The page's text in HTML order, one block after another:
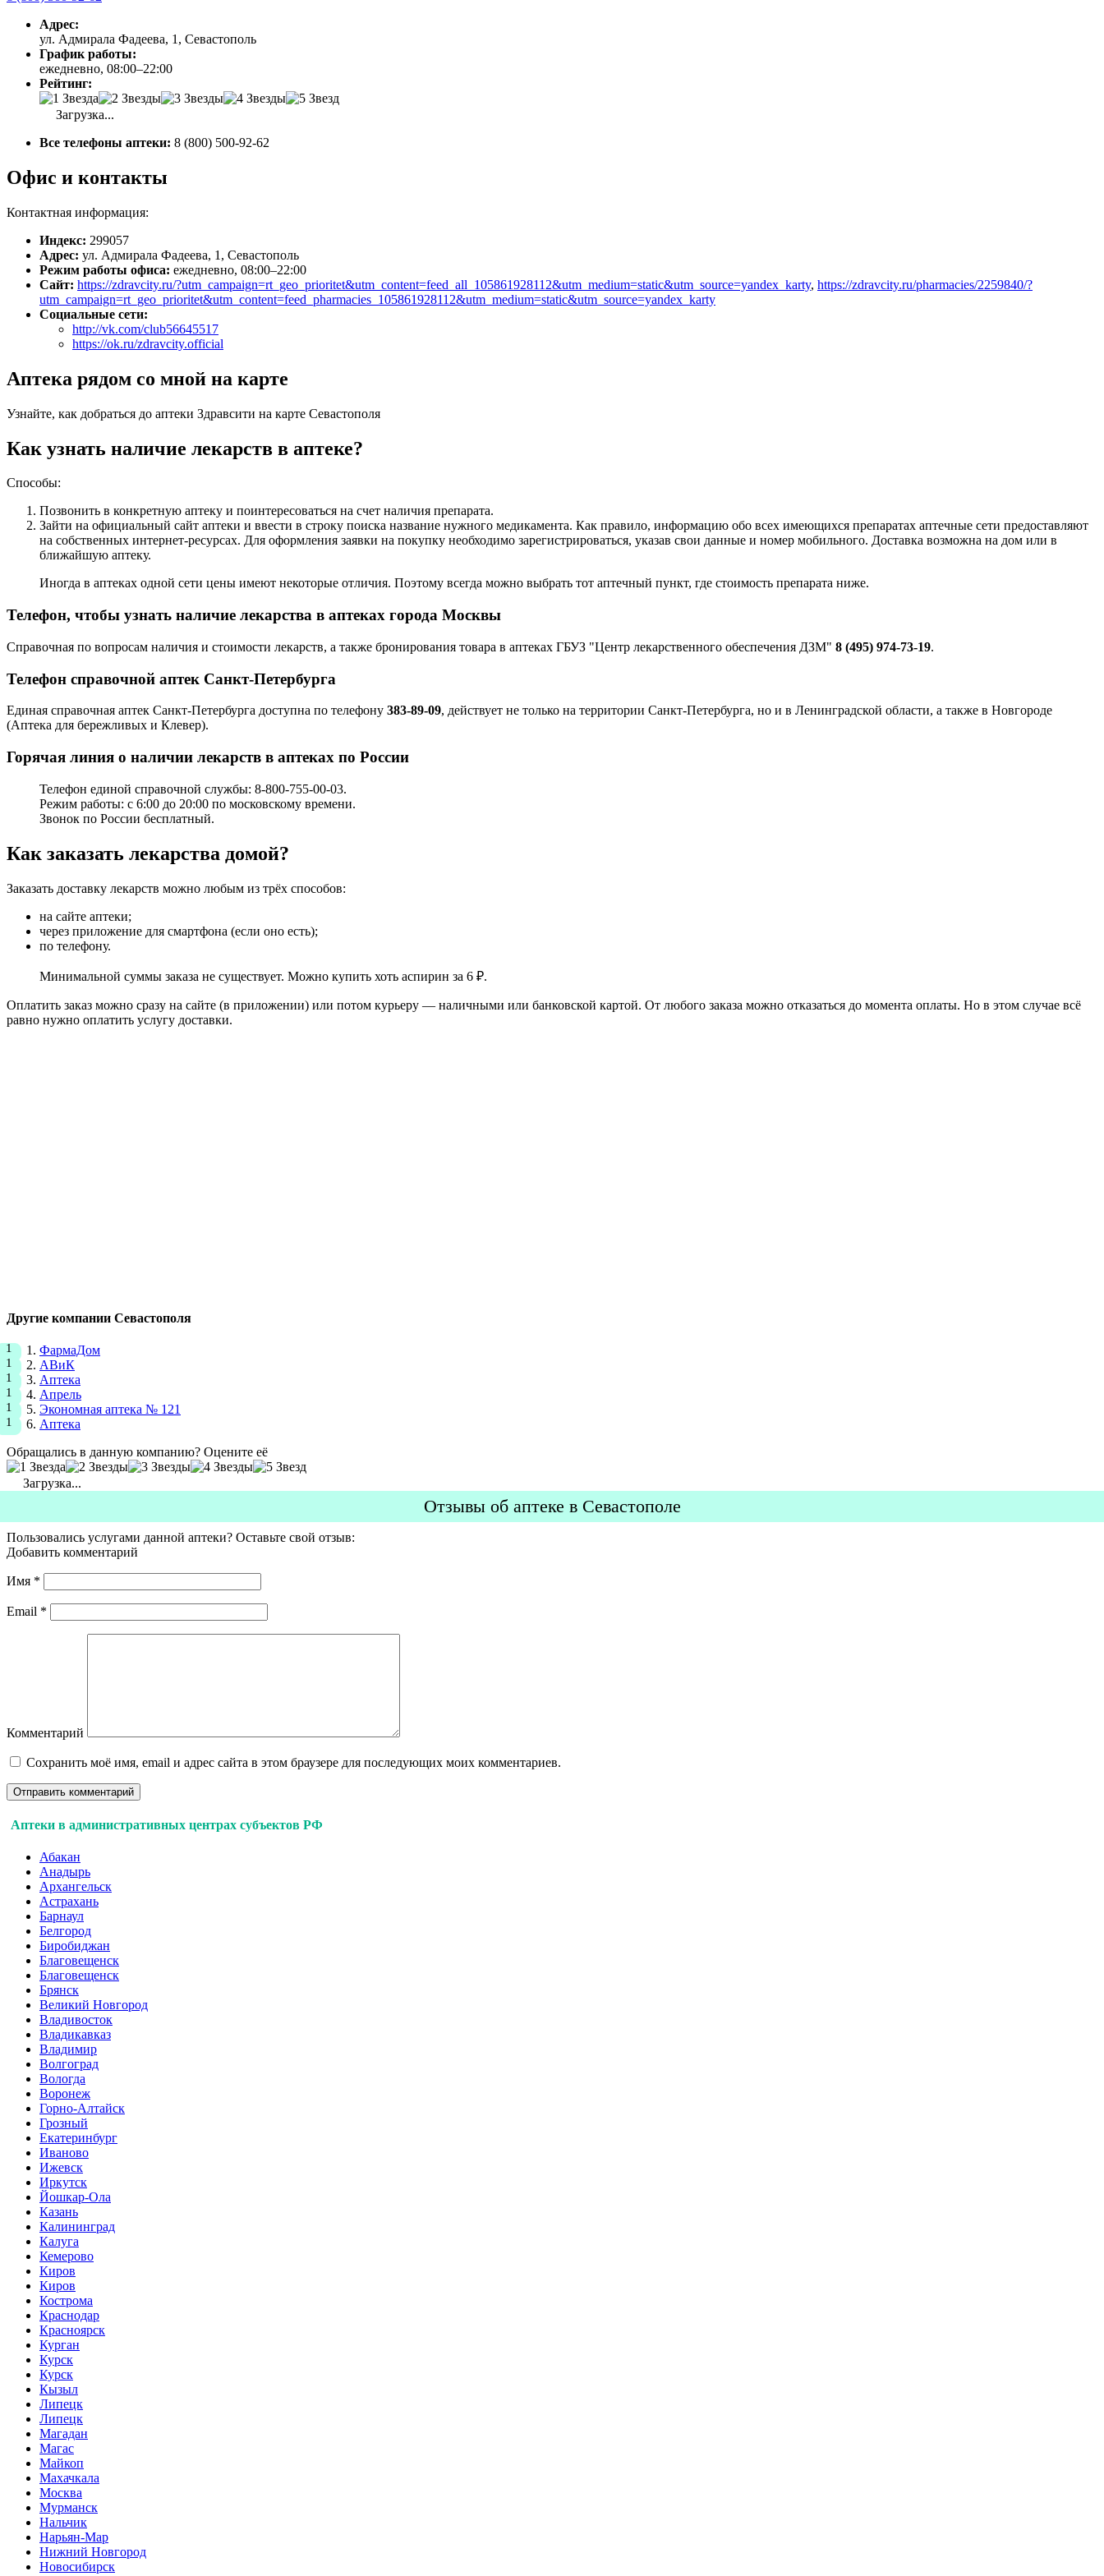
Адрес:
ул. Адмирала Фадеева, 1, Севастополь
График работы:
ежедневно, 08:00–22:00
Рейтинг:
Загрузка...
Все телефоны аптеки: 8 (800) 500-92-62
Офис и контакты
Контактная информация:
Индекс: 299057
Адрес: ул. Адмирала Фадеева, 1, Севастополь
Режим работы офиса: ежедневно, 08:00–22:00
Сайт: https://zdravcity.ru/?utm_campaign=rt_geo_prioritet&utm_content=feed_all_105861928112&utm_medium=static&utm_source=yandex_karty, https://zdravcity.ru/pharmacies/2259840/?
utm_campaign=rt_geo_prioritet&utm_content=feed_pharmacies_105861928112&utm_medium=static&utm_source=yandex_karty
Социальные сети:
http://vk.com/club56645517
https://ok.ru/zdravcity.official
Аптека рядом со мной на карте
Узнайте, как добраться до аптеки Здравсити на карте Севастополя
Как узнать наличие лекарств в аптеке?
Способы:
Позвонить в конкретную аптеку и поинтересоваться на счет наличия препарата.
Зайти на официальный сайт аптеки и ввести в строку поиска название нужного медикамента. Как правило, информацию обо всех имеющихся препаратах аптечные сети предоставляют
на собственных интернет-ресурсах. Для оформления заявки на покупку необходимо зарегистрироваться, указав свои данные и номер мобильного. Доставка возможна на дом или в
ближайшую аптеку.
Иногда в аптеках одной сети цены имеют некоторые отличия. Поэтому всегда можно выбрать тот аптечный пункт, где стоимость препарата ниже.
Телефон, чтобы узнать наличие лекарства в аптеках города Москвы
Справочная по вопросам наличия и стоимости лекарств, а также бронирования товара в аптеках ГБУЗ "Центр лекарственного обеспечения ДЗМ" 8 (495) 974-73-19.
Телефон справочной аптек Санкт-Петербурга
Единая справочная аптек Санкт-Петербурга доступна по телефону 383-89-09, действует не только на территории Санкт-Петербурга, но и в Ленинградской области, а также в Новгороде
(Аптека для бережливых и Клевер).
Горячая линия о наличии лекарств в аптеках по России
Телефон единой справочной службы: 8-800-755-00-03.
Режим работы: с 6:00 до 20:00 по московскому времени.
Звонок по России бесплатный.
Как заказать лекарства домой?
Заказать доставку лекарств можно любым из трёх способов:
на сайте аптеки;
через приложение для смартфона (если оно есть);
по телефону.
Минимальной суммы заказа не существует. Можно купить хоть аспирин за 6 ₽.
Оплатить заказ можно сразу на сайте (в приложении) или потом курьеру — наличными или банковской картой. От любого заказа можно отказаться до момента оплаты. Но в этом случае всё
равно нужно оплатить услугу доставки.
Другие компании Севастополя
ФармаДом
АВиК
Аптека
Апрель
Экономная аптека № 121
Аптека
Обращались в данную компанию? Оцените её
Загрузка...
Отзывы об аптеке в Севастополе
Пользовались услугами данной аптеки? Оставьте свой отзыв:
Добавить комментарий
Имя *
Email *
Комментарий
Сохранить моё имя, email и адрес сайта в этом браузере для последующих моих комментариев.
Аптеки в административных центрах субъектов РФ
Абакан
Анадырь
Архангельск
Астрахань
Барнаул
Белгород
Биробиджан
Благовещенск
Благовещенск
Брянск
Великий Новгород
Владивосток
Владикавказ
Владимир
Волгоград
Вологда
Воронеж
Горно-Алтайск
Грозный
Екатеринбург
Иваново
Ижевск
Иркутск
Йошкар-Ола
Казань
Калининград
Калуга
Кемерово
Киров
Киров
Кострома
Краснодар
Красноярск
Курган
Курск
Курск
Кызыл
Липецк
Липецк
Магадан
Магас
Майкоп
Махачкала
Москва
Мурманск
Нальчик
Нарьян-Мар
Нижний Новгород
Новосибирск